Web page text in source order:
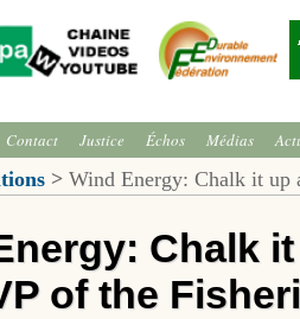
Contact Justice Échos Médias
> Wind Energy: Chalk it up
Chalk
of the